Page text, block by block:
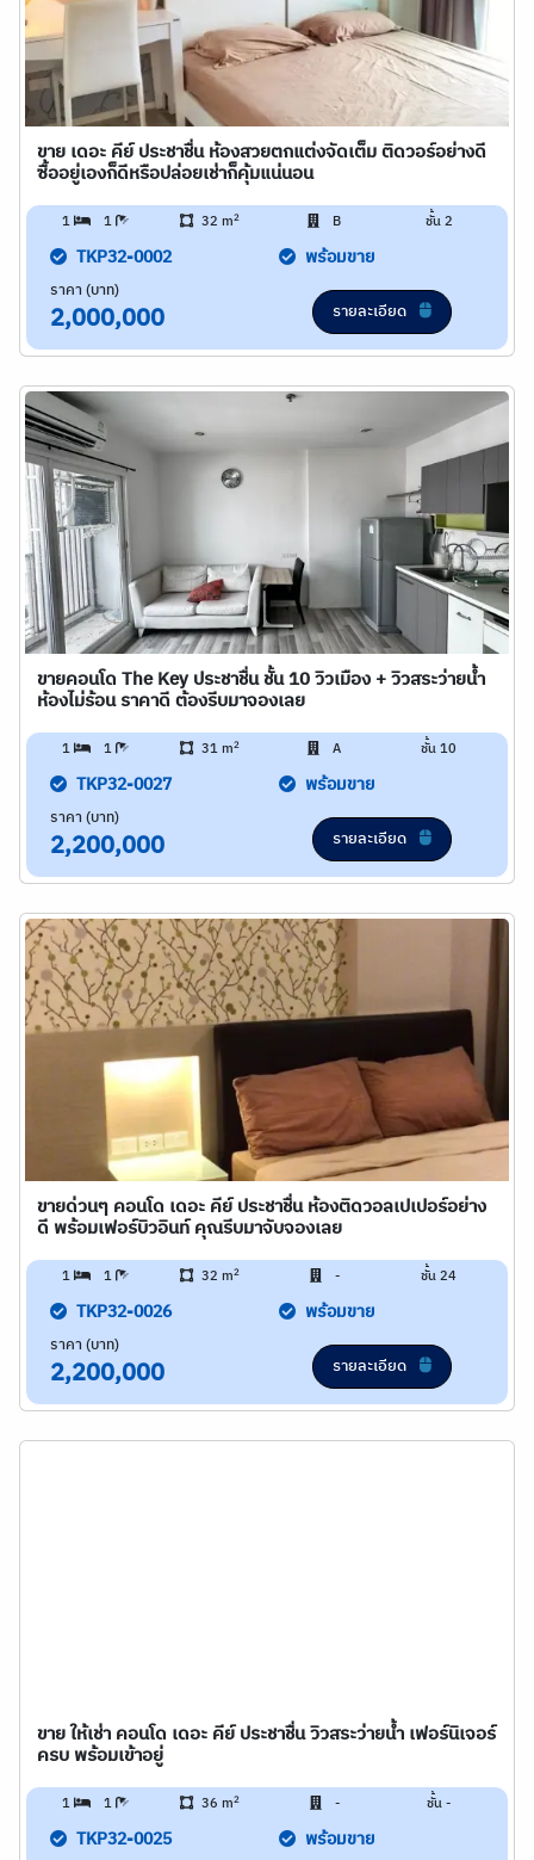
ขาย เดอะ คีย์ ประชาชื่น ห้องสวยตกแต่งจัดเต็ม ติดวอร์อย่างดี
ซื้ออยู่เองก็ดีหรือปล่อยเช่าก็คุ้มแน่นอน
1 1 32 m2 B ชั้น 2
TKP32-0002 พร้อมขาย
ราคา (บาท)
2,000,000 รายละเอียด
ขายคอนโด The Key ประชาชื่น ชั้น 10 วิวเมือง + วิวสระว่ายน้ำ
ห้องไม่ร้อน ราคาดี ต้องรีบมาจองเลย
1 1 31 m2 A ชั้น 10
TKP32-0027 พร้อมขาย
ราคา (บาท)
2,200,000 รายละเอียด
ขายด่วนๆ คอนโด เดอะ คีย์ ประชาชื่น ห้องติดวอลเปเปอร์อย่าง
ดี พร้อมเฟอร์บิวอินท์ คุณรีบมาจับจองเลย
1 1 32 m2 - ชั้น 24
TKP32-0026 พร้อมขาย
ราคา (บาท)
2,200,000 รายละเอียด
ขาย ให้เช่า คอนโด เดอะ คีย์ ประชาชื่น วิวสระว่ายน้ำ เฟอร์นิเจอร์
ครบ พร้อมเข้าอยู่
1 1 36 m2 - ชั้น -
TKP32-0025 พร้อมขาย